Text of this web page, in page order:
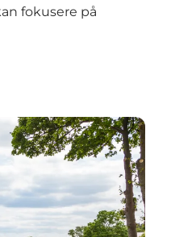
fokusere på